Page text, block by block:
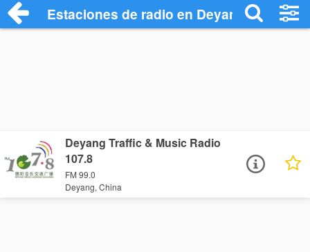
Estaciones de radio en Deyang -
Deyang Traffic & Music Radio
107.8
FM 99.0
Deyang, China